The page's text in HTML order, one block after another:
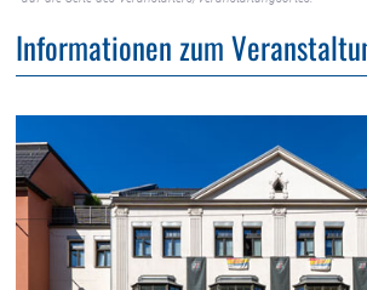
Informationen zum